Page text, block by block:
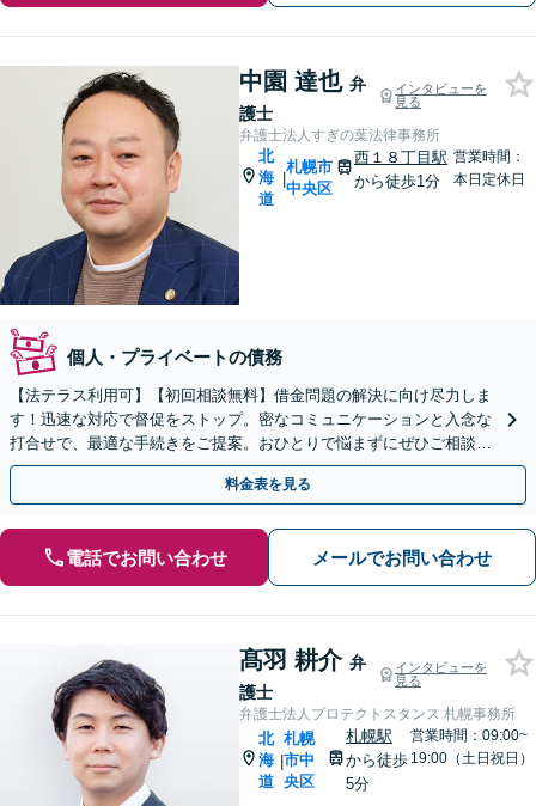
中園 達也 弁
護士
インタビューを
見る
弁護士法人すぎの葉法律事務所
北
海
道
|
札幌市
中央区
西１８丁目駅
から徒歩1分
営業時間：
本日定休日
個人・プライベートの債務
【法テラス利用可】【初回相談無料】借金問題の解決に向け尽力しま
す！迅速な対応で督促をストップ。密なコミュニケーションと入念な
打合せで、最適な手続きをご提案。おひとりで悩まずにぜひご相談く
ださい。自己破産・個人再生・任意整理など
料金表を見る
電話でお問い合わせ メールでお問い合わせ
髙羽 耕介 弁
護士
インタビューを
見る
弁護士法人プロテクトスタンス 札幌事務所
北
海
道
|
札幌
市中
央区
札幌駅
から徒歩
5分
営業時間：09:00~
19:00（土日祝日）